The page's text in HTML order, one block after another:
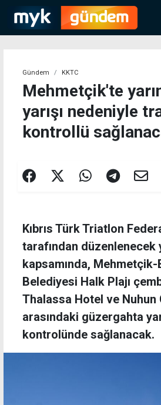
Gündem KKTC
Mehmetçik'te
yarışı nedeniyle
kontrollü
Kıbrıs Türk Triatlon
tarafından düzenlenecek
kapsamında,
Belediyesi Halk Plajı
Thalassa Hotel ve Nuhun
arasındaki güzergahta
kontrolünde sağlanacak.